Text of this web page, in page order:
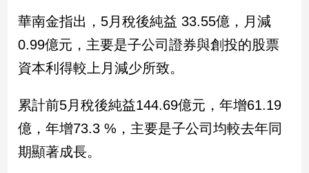
兩
國
際
會/
地
方
新
華南金指出，5月稅後純益 33.55億，月減
0.99億元，主要是子公司證券與創投的股票
資本利得較上月減少所致。
累計前5月稅後純益144.69億元，年增61.19
億，年增73.3 %，主要是子公司均較去年同
期顯著成長。